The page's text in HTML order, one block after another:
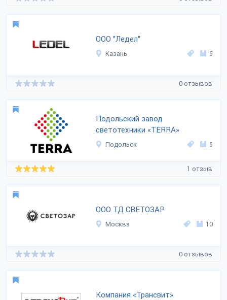
ООО "Ледел"
Казань 5
0 отзывов
Подольский завод
светотехники «TERRA»
Подольск 5
1 отзыв
ООО ТД СВЕТОЗАР
Москва 10
0 отзывов
Компания «Трансвит»